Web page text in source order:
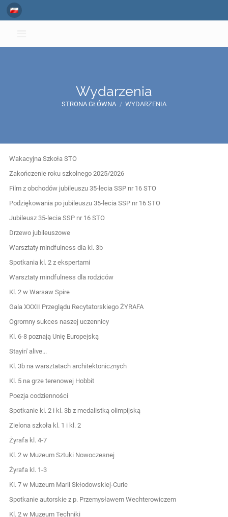
Wydarzenia
STRONA GŁÓWNA / WYDARZENIA
Wydarzenia
Wakacyjna Szkoła STO
Zakończenie roku szkolnego 2025/2026
Film z obchodów jubileuszu 35-lecia SSP nr 16 STO
Podziękowania po jubileuszu 35-lecia SSP nr 16 STO
Jubileusz 35-lecia SSP nr 16 STO
Drzewo jubileuszowe
Warsztaty mindfulness dla kl. 3b
Spotkania kl. 2 z ekspertami
Warsztaty mindfulness dla rodziców
Kl. 2 w Warsaw Spire
Gala XXXII Przeglądu Recytatorskiego ŻYRAFA
Ogromny sukces naszej uczennicy
Kl. 6-8 poznają Unię Europejską
Stayin' alive...
Kl. 3b na warsztatach architektonicznych
Kl. 5 na grze terenowej Hobbit
Poezja codzienności
Spotkanie kl. 2 i kl. 3b z medalistką olimpijską
Zielona szkoła kl. 1 i kl. 2
Żyrafa kl. 4-7
Kl. 2 w Muzeum Sztuki Nowoczesnej
Żyrafa kl. 1-3
Kl. 7 w Muzeum Marii Skłodowskiej-Curie
Spotkanie autorskie z p. Przemysławem Wechterowiczem
Kl. 2 w Muzeum Techniki